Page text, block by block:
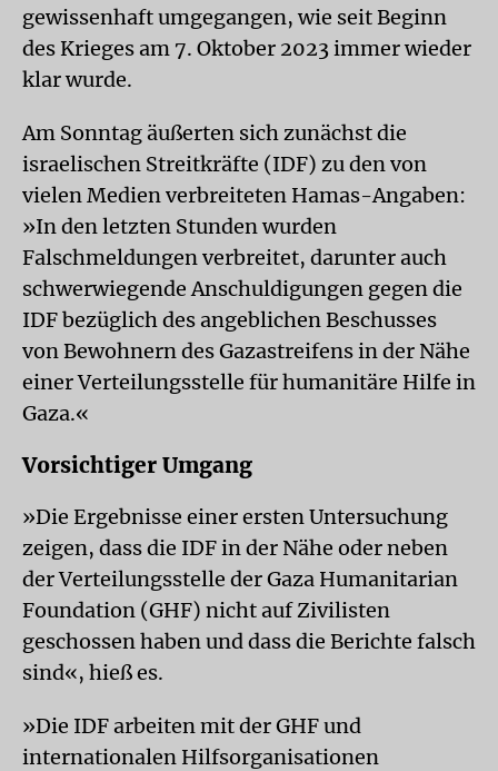
gewissenhaft umgegangen, wie seit Beginn
des Krieges am 7. Oktober 2023 immer wieder
klar wurde.
Am Sonntag äußerten sich zunächst die
israelischen Streitkräfte (IDF) zu den von
vielen Medien verbreiteten Hamas-Angaben:
»In den letzten Stunden wurden
Falschmeldungen verbreitet, darunter auch
schwerwiegende Anschuldigungen gegen die
IDF bezüglich des angeblichen Beschusses
von Bewohnern des Gazastreifens in der Nähe
einer Verteilungsstelle für humanitäre Hilfe in
Gaza.«
Vorsichtiger Umgang
»Die Ergebnisse einer ersten Untersuchung
zeigen, dass die IDF in der Nähe oder neben
der Verteilungsstelle der Gaza Humanitarian
Foundation (GHF) nicht auf Zivilisten
geschossen haben und dass die Berichte falsch
sind«, hieß es.
»Die IDF arbeiten mit der GHF und
internationalen Hilfsorganisationen